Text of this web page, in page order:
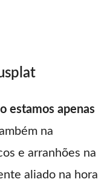
estamos apenas
na
e arranhões na
aliado na hora